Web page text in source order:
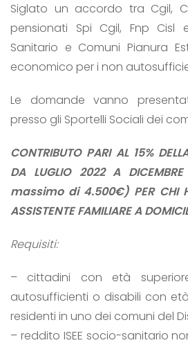
Siglato un accordo tra Cgil,
pensionati Spi Cgil, Fnp Cisl
Sanitario e Comuni Pianura
economico per i non
Le domande vanno
presso gli Sportelli Sociali dei
CONTRIBUTO PARI AL 15%
DA LUGLIO 2022 A
massimo di 4.500€) PER CHI
ASSISTENTE FAMILIARE A
Requisiti:
– cittadini con età
autosufficienti o disabili con
residenti in uno dei comuni del
– reddito ISEE socio-sanitario